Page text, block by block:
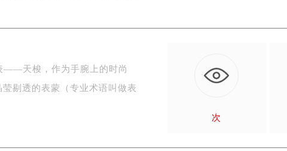
——天梭，作为手腕上的时尚
剔透的表蒙（专业术语叫做表
次